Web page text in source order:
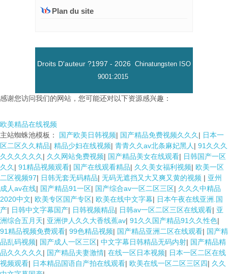
Plan du site
Droits D'auteur ?1997 - 2026 Chinatungsten ISO
9001:2015
感谢您访问我们的网站，您可能还对以下资源感兴趣：
欧美精品在线视频
主站蜘蛛池模板：
国产欧美日韩视频| 国产精品免费视频久久久| 日本一
区二区久久精品| 精品少妇在线视频| 青青久久av北条麻妃黑人| 91久久久
久久久久久久| 久久网站免费视频| 国产精品美女在线观看| 日韩国产一区
久久| 91精品视频观看| 国产在线观看精品| 久久美女福利视频| 欧美一区
二区视频97| 日韩无套无码精品| 无码无遮挡又大又爽又黄的视频 | 亚州
成人av在线| 国产精品91一区| 国产综合av一区二区三区| 久久久中精品
2020中文| 欧美专区国产专区| 欧美在线中文字幕| 日本午夜在线亚洲.国
产| 日韩中文字幕国产| 日韩视频精品| 日韩av一区二区三区在线观看| 亚
洲综合五月天| 亚洲伊人久久大香线蕉av| 91久久国产精品91久久性色|
91精品视频免费观看| 99色精品视频| 国产精品亚洲二区在线观看| 国产精
品乱码视频| 国产成人一区三区| 中文字幕日韩精品无码内射| 国产精品精
品久久久久久| 国产精品夫妻激情| 在线一区日本视频| 日本一区二区在线
视频观看| 日本精品国语自产拍在线观看| 欧美在线一区二区三区四| 久久